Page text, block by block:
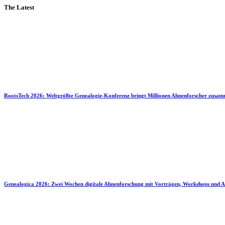
The Latest
RootsTech 2026: Weltgrößte Genealogie-Konferenz bringt Millionen Ahnenforscher
Genealogica 2026: Zwei Wochen digitale Ahnenforschung mit Vorträgen, Workshops und